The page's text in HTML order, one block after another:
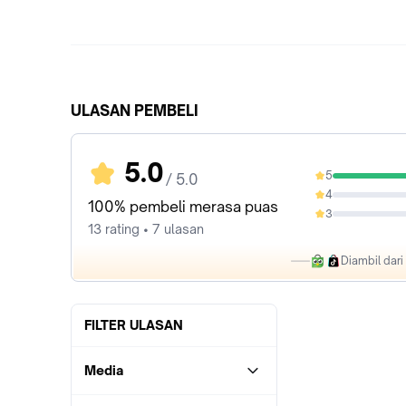
ULASAN PEMBELI
5.0 / 5.0
100% pembeli merasa puas
13 rating • 7 ulasan
5
100%
4
0%
3
0%
Diambil
FILTER ULASAN
Media